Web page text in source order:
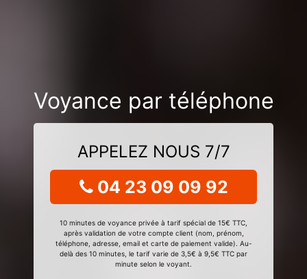
Voyance par téléphone
APPELEZ NOUS 7/7
04 23 09 09 92
10 minutes de voyance privée à tarif spécial de 15€ TTC,
après validation de votre compte client (nom, prénom,
téléphone, adresse, email et carte de paiement valide). Au-
delà des 10 minutes, le tarif varie de 3,5€ à 9,5€ TTC par
minute selon le voyant.